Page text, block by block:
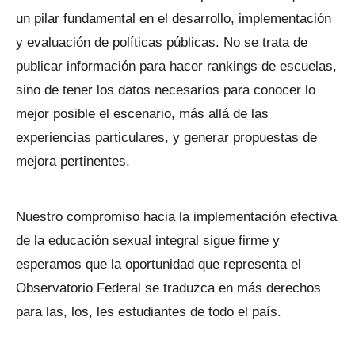
un pilar fundamental en el desarrollo, implementación
y evaluación de políticas públicas. No se trata de
publicar información para hacer rankings de escuelas,
sino de tener los datos necesarios para conocer lo
mejor posible el escenario, más allá de las
experiencias particulares, y generar propuestas de
mejora pertinentes.
Nuestro compromiso hacia la implementación efectiva
de la educación sexual integral sigue firme y
esperamos que la oportunidad que representa el
Observatorio Federal se traduzca en más derechos
para las, los, les estudiantes de todo el país.